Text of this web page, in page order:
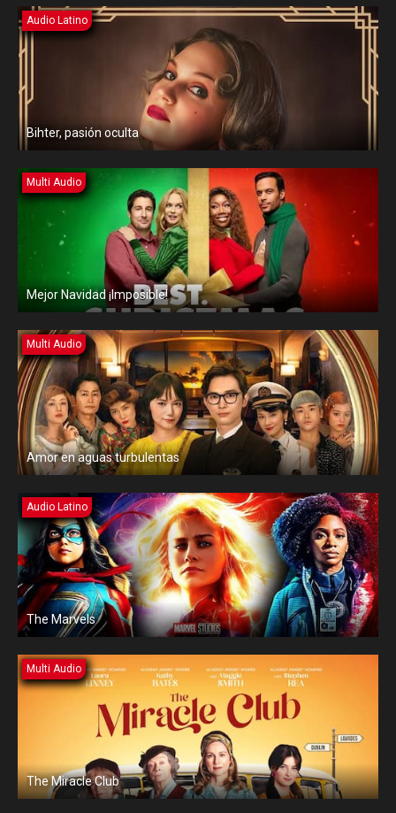
Audio Latino
Bihter, pasión oculta
Multi Audio
Mejor Navidad ¡Imposible!
Multi Audio
Amor en aguas turbulentas
Audio Latino
The Marvels
Multi Audio
The Miracle Club